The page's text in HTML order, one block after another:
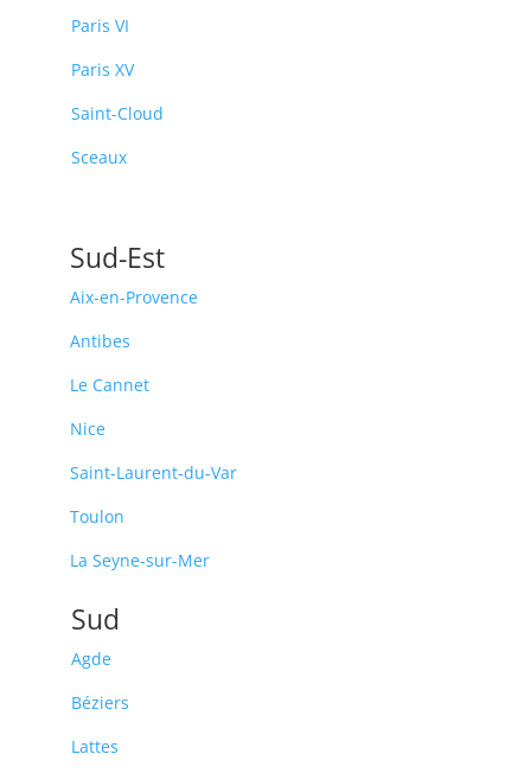
Paris VI
Paris XV
Saint-Cloud
Sceaux
Sud-Est
Aix-en-Provence
Antibes
Le Cannet
Nice
Saint-Laurent-du-Var
Toulon
La Seyne-sur-Mer
Sud
Agde
Béziers
Lattes